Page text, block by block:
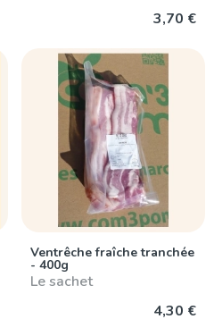
3,70 €
Ventrêche fraîche tranchée
- 400g
Le sachet
4,30 €